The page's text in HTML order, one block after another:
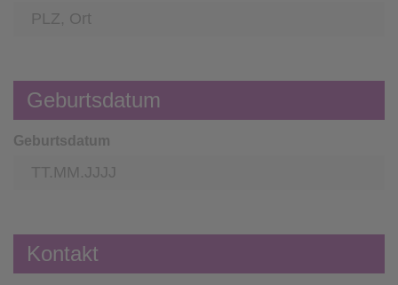
Geburtsdatum
Geburtsdatum
Kontakt